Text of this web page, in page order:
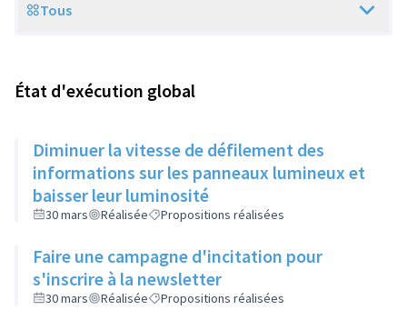
Scope
Tous
État d'exécution global
Diminuer la vitesse de défilement des
informations sur les panneaux lumineux et
baisser leur luminosité
30 mars Réalisée Propositions réalisées
Faire une campagne d'incitation pour
s'inscrire à la newsletter
30 mars Réalisée Propositions réalisées